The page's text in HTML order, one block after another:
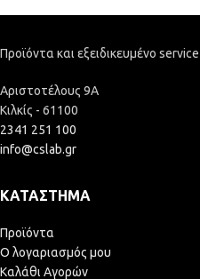
Προϊόντα και εξειδικευμένο
Αριστοτέλους 9Α
Κιλκίς - 61100
2341 251 100
info@cslab.gr
ΚΑΤΆΣΤΗΜΑ
Προϊόντα
Ο λογαριασμός μου
Καλάθι Αγορών